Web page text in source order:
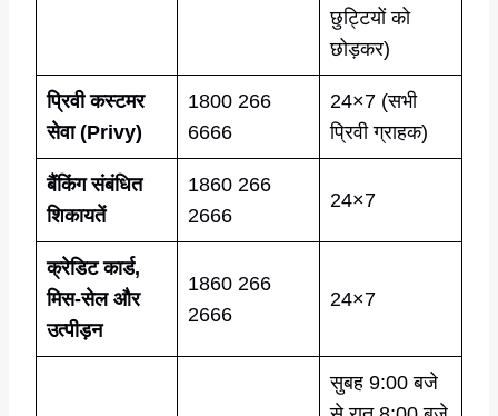
छुट्टियों को
छोड़कर)
प्रिवी कस्टमर
सेवा (Privy)
1800 266
6666
24×7 (सभी
प्रिवी ग्राहक)
बैंकिंग संबंधित
शिकायतें
1860 266
2666
24×7
क्रेडिट कार्ड,
मिस-सेल और
उत्पीड़न
1860 266
2666
24×7
सुबह 9:00 बजे